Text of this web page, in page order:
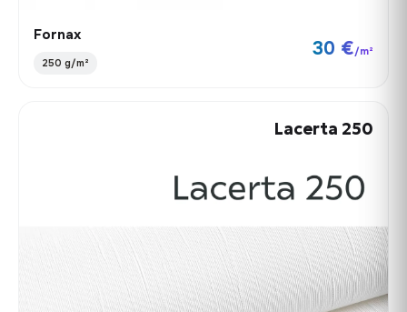
Fornax
250 g/m²
30 €/m²
Lacerta 250